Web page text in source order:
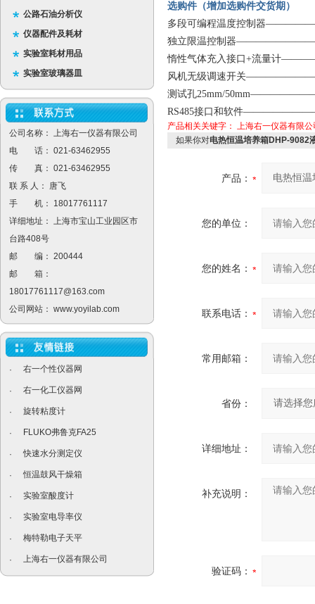
公路石油分析仪
仪器配件及耗材
实验室耗材用品
实验室玻璃器皿
公司名称： 上海右一仪器有限公司
电 话： 021-63462955
传 真： 021-63462955
联 系 人： 唐飞
手 机： 18017761117
详细地址： 上海市宝山工业园区市
台路408号
邮 编： 200444
邮 箱：
18017761117@163.com
公司网站： www.yoyilab.com
· 右一个性仪器网
· 右一化工仪器网
· 旋转粘度计
· FLUKO弗鲁克FA25
· 快速水分测定仪
· 恒温鼓风干燥箱
· 实验室酸度计
· 实验室电导率仪
· 梅特勒电子天平
· 上海右一仪器有限公司
选购件（增加选购件交货期）
多段可编程温度控制器
独立限温控制器
惰性气体充入接口 +流量计
风机无级调速开关
测试孔25mm/50mm
RS485接口和软件
产品相关关键字： 上海右一仪器有限公
如果你对电热恒温培养箱DHP-9082
产品：
您的单位：
您的姓名：
联系电话：
常用邮箱：
省份：
详细地址：
补充说明：
验证码：